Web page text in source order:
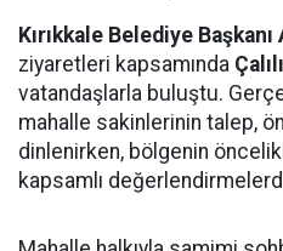
Kırıkkale Belediye Başkanı
ziyaretleri kapsamında
vatandaşlarla buluştu.
mahalle sakinlerinin talep,
dinlenirken, bölgenin
kapsamlı